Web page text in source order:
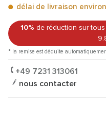
délai de livraison
10% de réduction sur
* la remise est déduite
+49 7231 313061
nous contacter